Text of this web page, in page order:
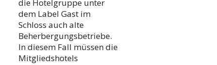
die Hotelgruppe unter
dem Label Gast im
Schloss auch alte
Beherbergungsbetriebe.
In diesem Fall müssen die
Mitgliedshotels